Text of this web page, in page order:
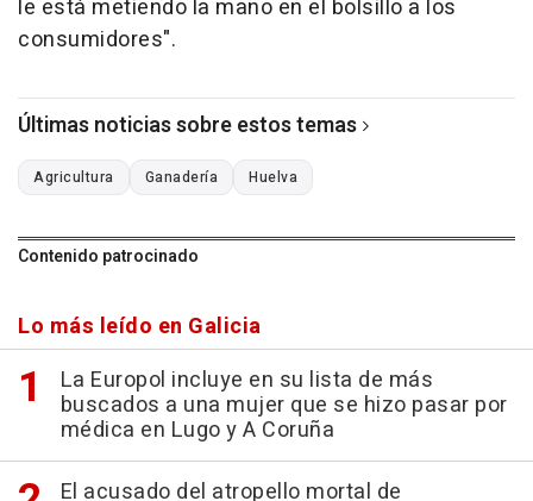
le está metiendo la mano en el bolsillo a los
consumidores".
Últimas noticias sobre estos temas
Agricultura Ganadería Huelva
Contenido patrocinado
Lo más leído en Galicia
La Europol incluye en su lista de más
buscados a una mujer que se hizo pasar por
médica en Lugo y A Coruña
El acusado del atropello mortal de